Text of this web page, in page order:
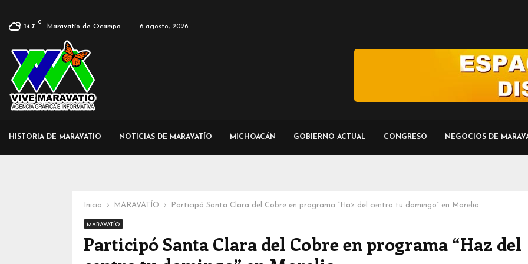
14.7
C
Maravatío de Ocampo 6 agosto, 2026
HISTORIA DE MARAVATIO NOTICIAS DE MARAVATÍO MICHOACÁN GOBIERNO ACTUAL CONGRESO NEGOCIOS DE
Inicio MARAVATÍO Participó Santa Clara del Cobre en programa “Haz del centro tu domingo” en Morelia
MARAVATÍO
Participó Santa Clara del Cobre en programa “Haz del